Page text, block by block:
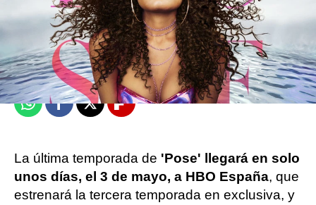
Objetivo TV
Madrid
Publicado:22 de abril de 2021, 11:32
WhatsappFacebook
X Flipboard
La última temporada de 'Pose' llegará en solo
unos días, el 3 de mayo, a HBO España, que
estrenará la tercera temporada en exclusiva, y